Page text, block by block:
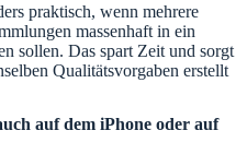
praktisch, wenn mehrere
massenhaft in ein
sollen. Das spart Zeit und sorgt
Qualitätsvorgaben erstellt
auf dem iPhone oder auf